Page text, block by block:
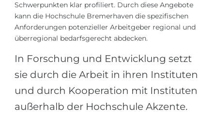
Schwerpunkten klar profiliert. Durch diese Angebote
kann die Hochschule Bremerhaven die spezifischen
Anforderungen potenzieller Arbeitgeber regional und
überregional bedarfsgerecht abdecken.
In Forschung und Entwicklung setzt
sie durch die Arbeit in ihren Instituten
und durch Kooperation mit Instituten
außerhalb der Hochschule Akzente.